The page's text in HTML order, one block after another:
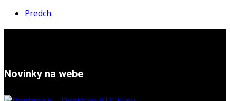
Predch.
Novinky na webe